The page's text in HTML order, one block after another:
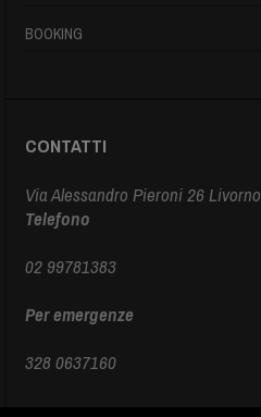
BOOKING
CONTATTI
Via Alessandro Pieroni 26 Livorno
Telefono
02 99781383
Per emergenze
328 0637160